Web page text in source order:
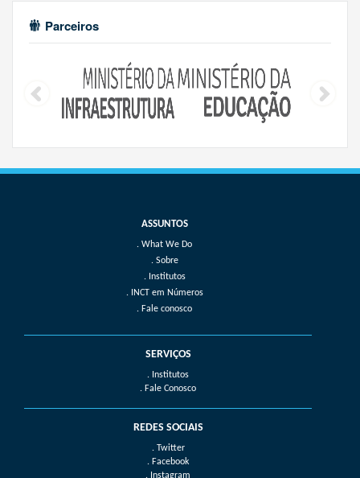
Parceiros
What We Do
Sobre
Institutos
INCT em Números
Fale conosco
SERVIÇOS
. Institutos
. Fale Conosco
REDES SOCIAIS
. Twitter
. Facebook
. Instagram